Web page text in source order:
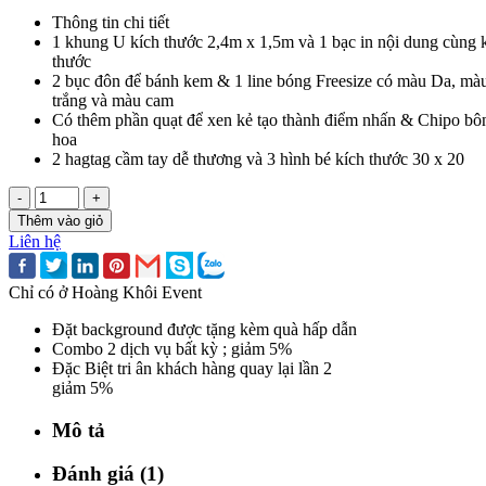
Thông tin chi tiết
1 khung U kích thước 2,4m x 1,5m và 1 bạc in nội dung cùng
thước
2 bục đôn để bánh kem & 1 line bóng Freesize có màu Da,
trắng và màu cam
Có thêm phần quạt để xen kẻ tạo thành điểm nhấn & Chipo
hoa
2 hagtag cầm tay dễ thương và 3 hình bé kích thước 30 x 20
-
+
Thêm vào giỏ
Liên hệ
Chỉ có ở Hoàng Khôi Event
Đặt background được tặng kèm quà hấp dẫn
Combo 2 dịch vụ bất kỳ ; giảm 5%
Đặc Biệt tri ân khách hàng quay lại lần 2
giảm 5%
Mô tả
Đánh giá (1)